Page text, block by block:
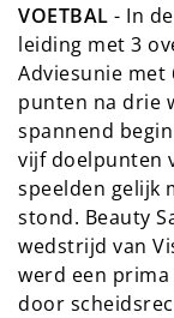
VOETBAL - In
leiding met 3
Adviesunie met
punten na drie
spannend
vijf doelpunten
speelden gelijk
stond. Beauty
wedstrijd van
werd een
door